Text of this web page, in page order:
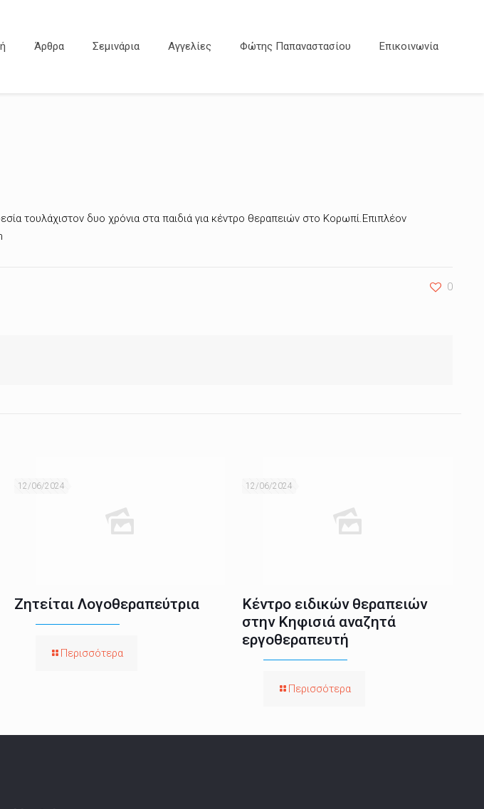
Άρθρα Σεμινάρια Αγγελίες Φώτης Παπαναστασίου Επικοινωνία
τουλάχιστον δυο χρόνια στα παιδιά για κέντρο θεραπειών στο Κορωπί.Επιπλέον
0
12/06/2024
Ζητείται Λογοθεραπεύτρια
Περισσότερα
12/06/2024
Κέντρο ειδικών θεραπειών
στην Κηφισιά αναζητά
εργοθεραπευτή
Περισσότερα